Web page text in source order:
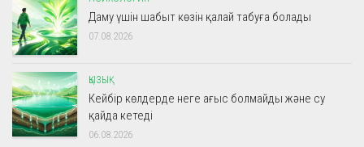
Даму үшін шабыт көзін қалай табуға болады
07.08.2026
ҚЫЗЫҚ
Кейбір көлдерде неге ағыс болмайды және су
қайда кетеді
06.08.2026